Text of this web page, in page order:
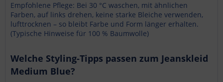
Empfohlene Pflege: Bei 30 °C waschen, mit ähnlichen
Farben, auf links drehen, keine starke Bleiche verwenden,
lufttrocknen – so bleibt Farbe und Form länger erhalten.
(Typische Hinweise für 100 % Baumwolle)
Welche Styling-Tipps passen zum Jeanskleid
Medium Blue?